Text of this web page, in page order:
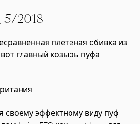
2018
плетеная обивка из
главный козырь пуфа
своему эффектному виду пуф